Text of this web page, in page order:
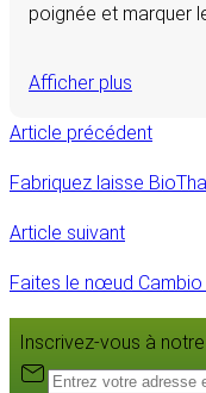
poignée et marquer
Afficher plus
Article précédent
Fabriquez laisse
Article suivant
Faites le nœud Cambio
Inscrivez-vous à